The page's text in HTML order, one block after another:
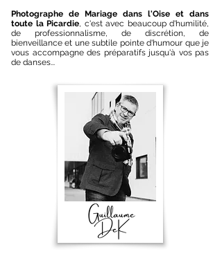
Photographe de Mariage dans l'Oise et dans
toute la Picardie, c'est avec beaucoup d'humilité,
de professionnalisme, de discrétion, de
bienveillance et une subtile pointe d'humour que je
vous accompagne des préparatifs jusqu'à vos pas
de danses...